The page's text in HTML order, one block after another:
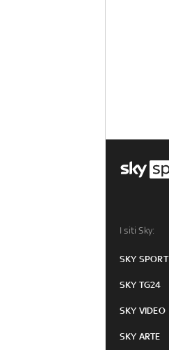
I siti Sky:
SKY SPORT
SKY TG24
SKY VIDEO
SKY ARTE